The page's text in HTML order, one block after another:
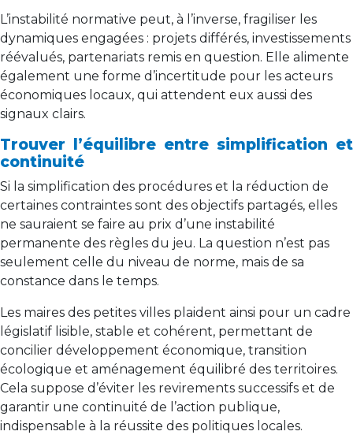
L’instabilité normative peut, à l’inverse, fragiliser les
dynamiques engagées : projets différés, investissements
réévalués, partenariats remis en question. Elle alimente
également une forme d’incertitude pour les acteurs
économiques locaux, qui attendent eux aussi des
signaux clairs.
Trouver l’équilibre entre simplification et
continuité
Si la simplification des procédures et la réduction de
certaines contraintes sont des objectifs partagés, elles
ne sauraient se faire au prix d’une instabilité
permanente des règles du jeu. La question n’est pas
seulement celle du niveau de norme, mais de sa
constance dans le temps.
Les maires des petites villes plaident ainsi pour un cadre
législatif lisible, stable et cohérent, permettant de
concilier développement économique, transition
écologique et aménagement équilibré des territoires.
Cela suppose d’éviter les revirements successifs et de
garantir une continuité de l’action publique,
indispensable à la réussite des politiques locales.